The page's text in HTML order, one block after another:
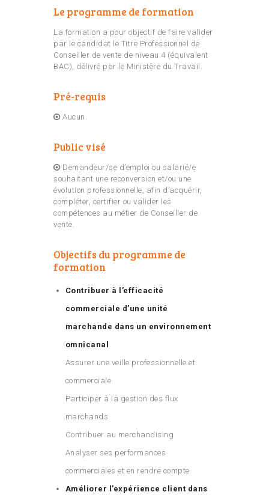
Le programme de formation
La formation a pour objectif de faire valider
par le candidat le Titre Professionnel de
Conseiller de vente de niveau 4 (équivalent
BAC), délivré par le Ministère du Travail.
Pré-requis
Aucun.
Public visé
Demandeur/se d’emploi ou salarié/e
souhaitant une reconversion et/ou une
évolution professionnelle, afin d’acquérir,
compléter, certifier ou valider les
compétences au métier de Conseiller de
vente.
Objectifs du programme de
formation
Contribuer à l’efficacité
commerciale d’une unité
marchande dans un environnement
omnicanal
Assurer une veille professionnelle et
commerciale
Participer à la gestion des flux
marchands
Contribuer au merchandising
Analyser ses performances
commerciales et en rendre compte
Améliorer l’expérience client dans